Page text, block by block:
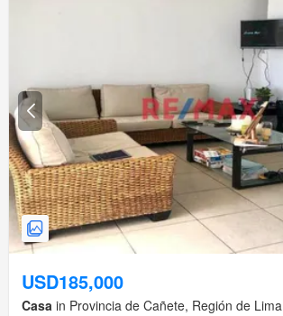
USD185,000
Casa in Provincia de Cañete, Región de Lima